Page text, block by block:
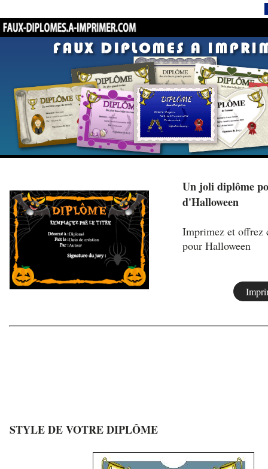
Un joli diplôme
d'Halloween
Imprimez et offrez
pour Halloween
STYLE DE VOTRE DIPLÔME